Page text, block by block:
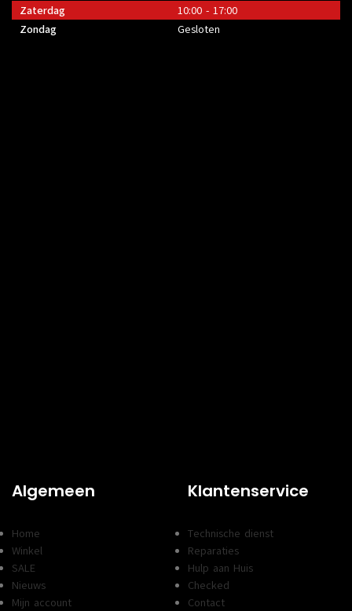
Zaterdag
10:00 - 17:00
Zondag
Gesloten
Algemeen
Home
Winkel
SALE
Nieuws
Mijn account
Klantenservice
Technische dienst
Reparaties
Hulp aan Huis
Checked
Contact